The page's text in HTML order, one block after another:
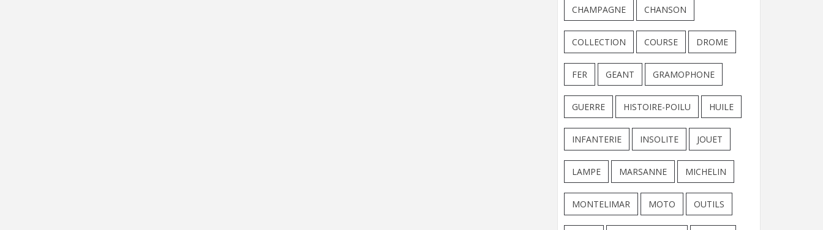
CHAMPAGNE CHANSON
COLLECTION COURSE DROME
FER GEANT GRAMOPHONE
GUERRE HISTOIRE-POILU HUILE
INFANTERIE INSOLITE JOUET
LAMPE MARSANNE MICHELIN
MONTELIMAR MOTO OUTILS